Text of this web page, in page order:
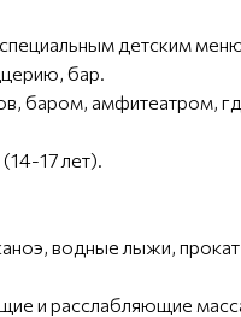
детским
бар.
баром, амфитеатром,
17 лет).
водные лыжи,
и расслабляющие